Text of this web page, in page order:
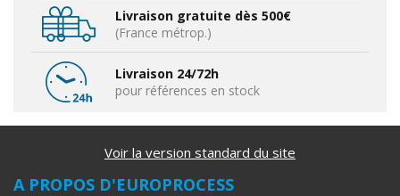
Livraison gratuite dès 500€
(France métrop.)
Livraison 24/72h
pour références en stock
Voir la version standard du site
A PROPOS D'EUROPROCESS